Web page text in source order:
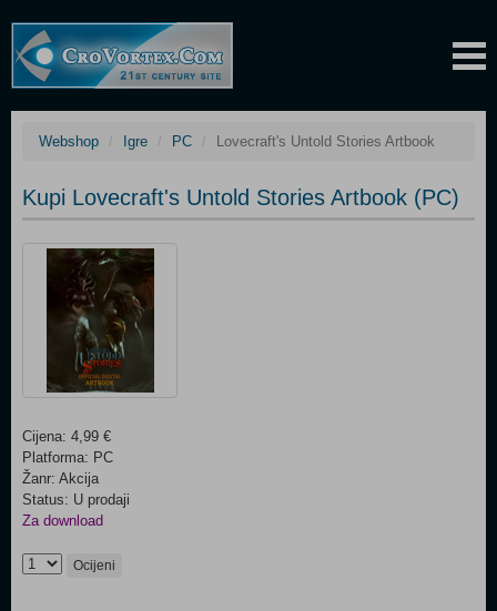
Webshop Igre PC Lovecraft's Untold Stories Artbook
Kupi Lovecraft's Untold Stories Artbook (PC)
Cijena: 4,99 €
Platforma: PC
Žanr: Akcija
Status: U prodaji
Za download
Ocijeni